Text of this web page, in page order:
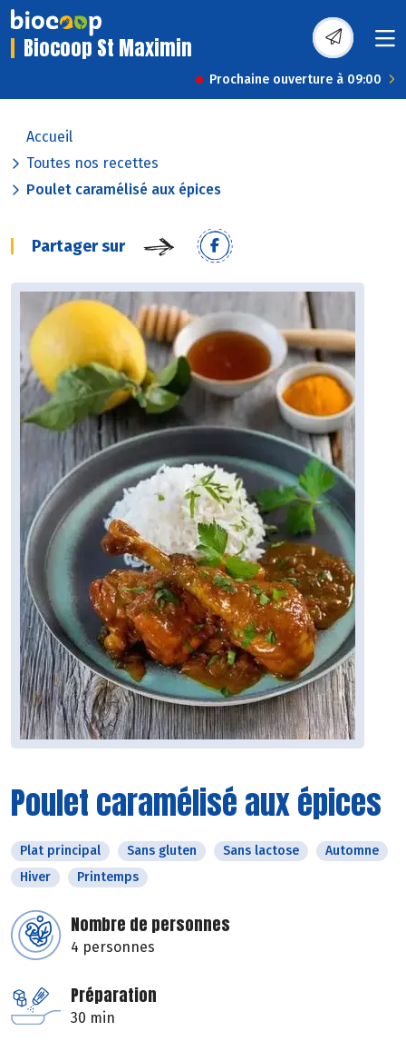
Biocoop St Maximin
Prochaine ouverture à 09:00
Accueil
Toutes nos recettes
Poulet caramélisé aux épices
Partager sur
Poulet caramélisé aux épices
Plat principal Sans gluten Sans lactose
Automne
Hiver
Printemps
Nombre de personnes
4 personnes
Préparation
30 min